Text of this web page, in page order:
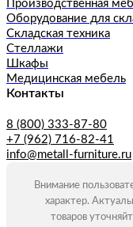
Производственная
Оборудование для
Складская техника
Стеллажи
Шкафы
Медицинская мебель
Контакты
8 (800) 333-87-80
+7 (962) 716-82-41
info@metall-furniture.ru
Внимание
характер.
товаров